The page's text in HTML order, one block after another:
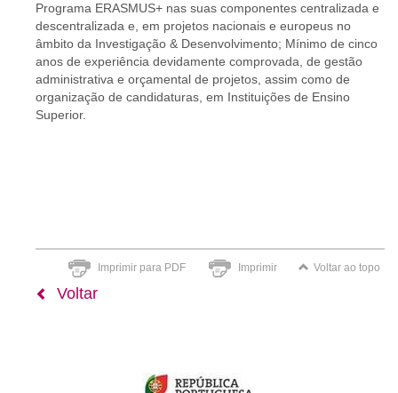
Programa ERASMUS+ nas suas componentes centralizada e
descentralizada e, em projetos nacionais e europeus no
âmbito da Investigação & Desenvolvimento; Mínimo de cinco
anos de experiência devidamente comprovada, de gestão
administrativa e orçamental de projetos, assim como de
organização de candidaturas, em Instituições de Ensino
Superior.
Imprimir para PDF Imprimir Voltar ao topo
Voltar